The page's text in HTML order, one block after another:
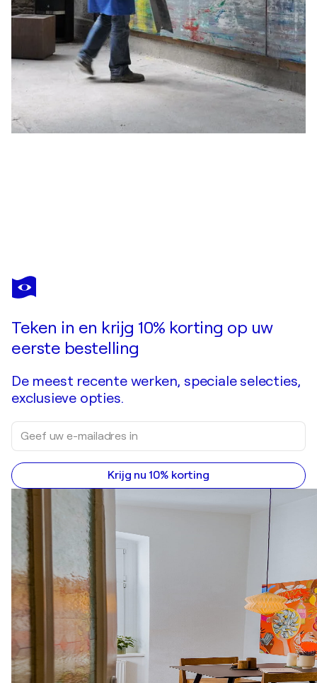
ROBERT H N RICH
Teken in en krijg 10% korting op uw
eerste bestelling
De meest recente werken, speciale selecties,
exclusieve opties.
Krijg nu 10% korting